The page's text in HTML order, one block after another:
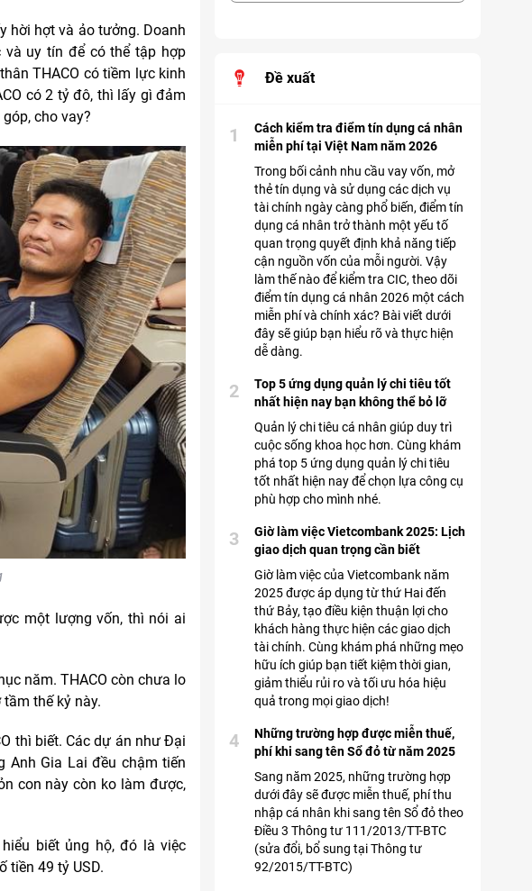
hời hợt và ảo tưởng. Doanh
và uy tín để có thể tập hợp
THACO có tiềm lực kinh
có 2 tỷ đô, thì lấy gì đảm
cho vay?
một lượng vốn, thì nói ai
năm. THACO còn chưa lo
thế kỷ này.
thì biết. Các dự án như Đại
Anh Gia Lai đều chậm tiến
con này còn ko làm được,
biết ủng hộ, đó là việc
tiền 49 tỷ USD.
Đề xuất
Cách kiểm tra điểm tín dụng cá nhân
miễn phí tại Việt Nam năm 2026
1
Trong bối cảnh nhu cầu vay vốn, mở
thẻ tín dụng và sử dụng các dịch vụ
tài chính ngày càng phổ biến, điểm tín
dụng cá nhân trở thành một yếu tố
quan trọng quyết định khả năng tiếp
cận nguồn vốn của mỗi người. Vậy
làm thế nào để kiểm tra CIC, theo dõi
điểm tín dụng cá nhân 2026 một cách
miễn phí và chính xác? Bài viết dưới
đây sẽ giúp bạn hiểu rõ và thực hiện
dễ dàng.
Top 5 ứng dụng quản lý chi tiêu tốt
nhất hiện nay bạn không thể bỏ lỡ
2
Quản lý chi tiêu cá nhân giúp duy trì
cuộc sống khoa học hơn. Cùng khám
phá top 5 ứng dụng quản lý chi tiêu
tốt nhất hiện nay để chọn lựa công cụ
phù hợp cho mình nhé.
Giờ làm việc Vietcombank 2025: Lịch
giao dịch quan trọng cần biết
3
Giờ làm việc của Vietcombank năm
2025 được áp dụng từ thứ Hai đến
thứ Bảy, tạo điều kiện thuận lợi cho
khách hàng thực hiện các giao dịch
tài chính. Cùng khám phá những mẹo
hữu ích giúp bạn tiết kiệm thời gian,
giảm thiểu rủi ro và tối ưu hóa hiệu
quả trong mọi giao dịch!
Những trường hợp được miễn thuế,
phí khi sang tên Sổ đỏ từ năm 2025
4
Sang năm 2025, những trường hợp
dưới đây sẽ được miễn thuế, phí thu
nhập cá nhân khi sang tên Sổ đỏ theo
Điều 3 Thông tư 111/2013/TT-BTC
(sửa đổi, bổ sung tại Thông tư
92/2015/TT-BTC)